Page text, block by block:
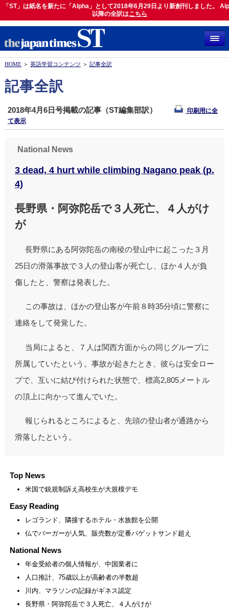
「ST」は紙名を新たに「Alpha」として2018年6月29日より新創刊しました。
以降の全訳はこちら
「ST」は紙名を新たに「Alpha」として2018年6月29日より新創刊しました。
以降の全訳はこちら
HOME＞ 英語学習コンテンツ ＞ 記事全訳
記事全訳
2018年4月6日号掲載の記事（ST編集部訳）
印刷用に全
て表示
National News
3 dead, 4 hurt while climbing Nagano peak (p.
4)
長野県・阿弥陀岳で３人死亡、４人がけ
が
長野県にある阿弥陀岳の南稜の登山中に起こった３月
25日の滑落事故で３人の登山客が死亡し、ほか４人が負
傷したと、警察は発表した。
この事故は、ほかの登山客が午前８時35分頃に警察に
連絡をして発覚した。
当局によると、７人は関西方面からの同じグループに
所属していたという。事故が起きたとき、彼らは安全ロー
プで、互いに結び付けられた状態で、標高2,805メートル
の頂上に向かって進んでいた。
報じられるところによると、先頭の登山者が通路から
滑落したという。
Top News
米国で銃規制訴え高校生が大規模デモ
Easy Reading
レゴランド、隣接するホテル・水族館を公開
仏でバーガーが人気、販売数が定番バゲットサンド超え
National News
年金受給者の個人情報が、中国業者に
人口推計、75歳以上が高齢者の半数超
川内、マラソンの記録がギネス認定
長野県・阿弥陀岳で３人死亡、４人がけが